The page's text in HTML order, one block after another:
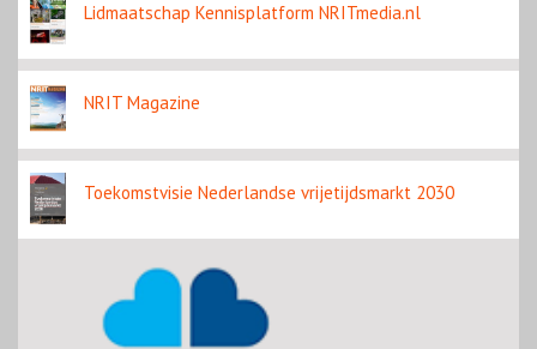
Lidmaatschap Kennisplatform NRITmedia.nl
NRIT Magazine
Toekomstvisie Nederlandse vrijetijdsmarkt 2030